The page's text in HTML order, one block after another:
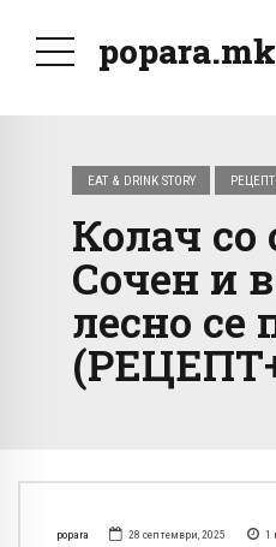
popara.mk
EAT & DRINK STORY
Колач со
Сочен и
лесно се
popara 28 септември, 2025 1